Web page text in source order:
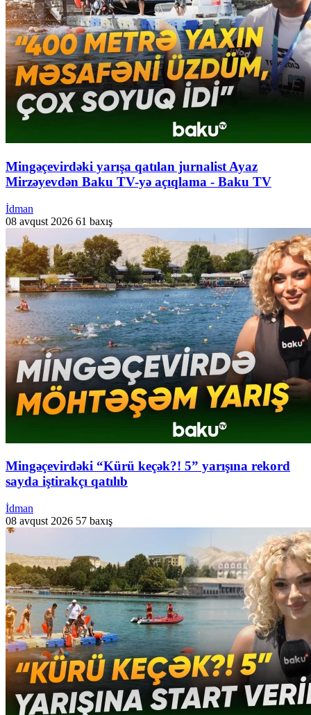
Mingəçevirdəki yarışa qatılan jurnalist Ayaz
Mirzəyevdən Baku TV-yə açıqlama - Baku TV
İdman
08 avqust 2026 61 baxış
Mingəçevirdəki “Kürü keçək?! 5” yarışına rekord
sayda iştirakçı qatılıb
İdman
08 avqust 2026 57 baxış